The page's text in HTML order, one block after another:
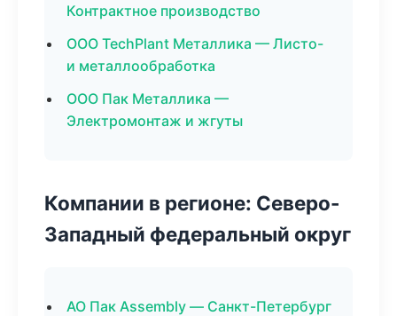
Контрактное производство
ООО TechPlant Металлика — Листо-
и металлообработка
ООО Пак Металлика —
Электромонтаж и жгуты
Компании в регионе: Северо-
Западный федеральный округ
АО Пак Assembly — Санкт-Петербург